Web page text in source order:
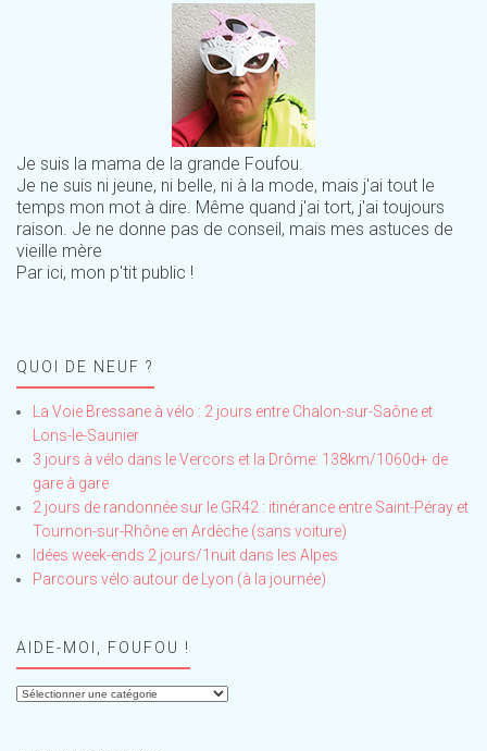
Je suis la mama de la grande Foufou.
Je ne suis ni jeune, ni belle, ni à la mode, mais j'ai tout le
temps mon mot à dire. Même quand j'ai tort, j'ai toujours
raison. Je ne donne pas de conseil, mais mes astuces de
vieille mère
Par ici, mon p'tit public !
QUOI DE NEUF ?
La Voie Bressane à vélo : 2 jours entre Chalon-sur-Saône et
Lons-le-Saunier
3 jours à vélo dans le Vercors et la Drôme: 138km/1060d+ de
gare à gare
2 jours de randonnée sur le GR42 : itinérance entre Saint-Péray et
Tournon-sur-Rhône en Ardèche (sans voiture)
Idées week-ends 2 jours/1nuit dans les Alpes
Parcours vélo autour de Lyon (à la journée)
AIDE-MOI, FOUFOU !
Aide-